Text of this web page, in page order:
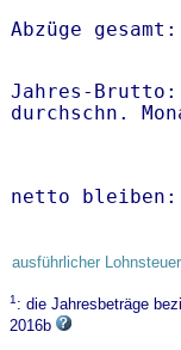
Abzüge
netto
ausführlicher
1: die Jahresbeträge
2016b